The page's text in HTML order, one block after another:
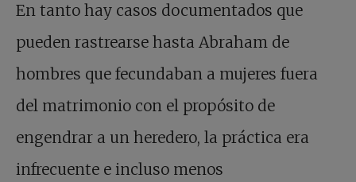
En tanto hay casos documentados que
pueden rastrearse hasta Abraham de
hombres que fecundaban a mujeres fuera
del matrimonio con el propósito de
engendrar a un heredero, la práctica era
infrecuente e incluso menos